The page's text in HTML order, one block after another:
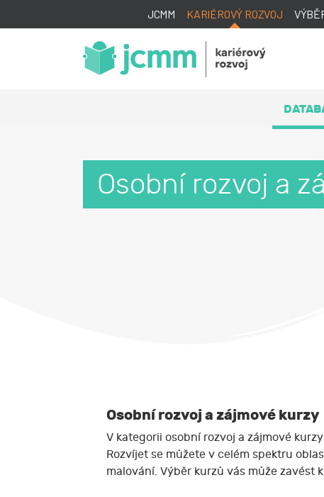
JCMM KARIÉROVÝ ROZVOJ
Osobní rozvoj a
Osobní rozvoj a zájmové kurzy
V kategorii osobní rozvoj a zájmové
Rozvíjet se můžete v celém spektru
malování. Výběr kurzů vás může